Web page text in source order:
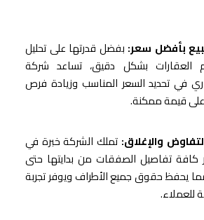
بأفضل سعر: بفضل قدرتها على تحليل
العقارات بشكل دقيق، تساعد شركة
في تحديد السعر المناسب وزيادة فرص
بأعلى قيمة ممكنة.
والإغلاق: تملك الشركة خبرة في
كافة تفاصيل الصفقات من بدايتها حتى
يحفظ حقوق جميع الأطراف ويوفر تجربة
للعملاء.